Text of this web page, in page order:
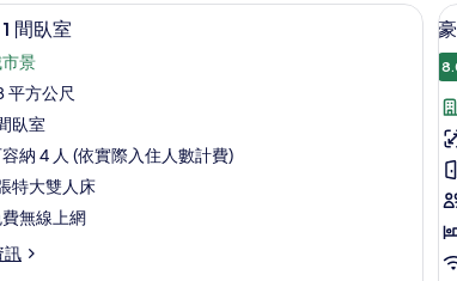
遮光布/窗簾 套房, 1 間臥室 | 迷你吧、客房內保險箱
間臥室
景
平方公尺
臥室
納 4 人 (依實際入住人數計費)
特大雙人床
無線上網
訊